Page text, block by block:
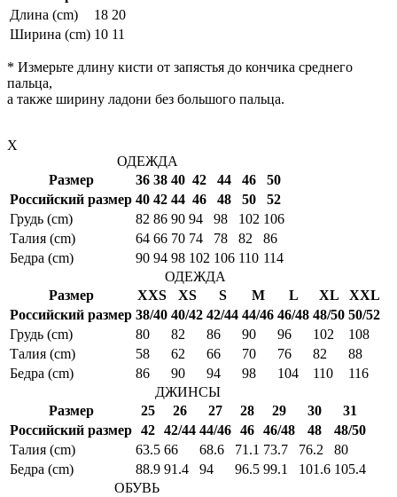
Длина (cm)
18 20
Ширина (cm) 10 11
* Измерьте длину кисти от запястья до кончика среднего
пальца,
а также ширину ладони без большого пальца.
X
ОДЕЖДА
Размер
36 38 40 42 44 46
50
Российский размер 40 42 44 46 48 50
52
Грудь (cm)
82 86 90 94 98 102 106
Талия (cm)
64 66 70 74 78 82
86
Бедра (cm)
90 94 98 102 106 110 114
ОДЕЖДА
Размер
XXS XS S M L XL
XXL
Российский размер 38/40 40/42 42/44 44/46 46/48 48/50 50/52
Грудь (cm)
80 82 86 90 96 102
108
Талия (cm)
58 62 66 70 76 82
88
Бедра (cm)
86 90 94 98 104 110
116
ДЖИНСЫ
Размер
25 26 27 28 29 30
31
Российский размер 42 42/44 44/46 46 46/48 48
48/50
Талия (cm)
63.5 66 68.6 71.1 73.7 76.2
80
Бедра (cm)
88.9 91.4 94 96.5 99.1 101.6 105.4
ОБУВЬ